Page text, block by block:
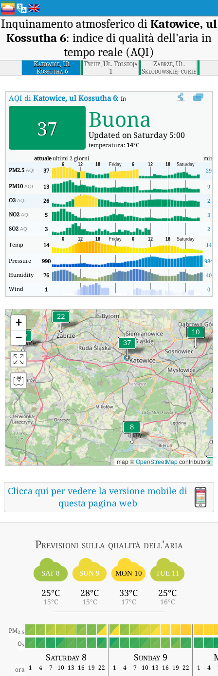
Inquinamento atmosferico di Katowice, ul
Kossutha 6: indice di qualità dell'aria in
tempo reale (AQI)
Katowice, Ul
Kossutha 6
Tychy, Ul. Tolstoja
1
Zabrze, Ul.
Sklodowskiej-curie
34
AQI diKatowice, ul Kossutha 6:Indice di qualità dell'aria in tempo
37 Buona
Updated on Saturday 5:00
temperatura: 14°C
attualeultimi 2 giorni min
PM2.5AQI 37 29
PM10AQI 13
9
O3AQI 26
2
NO2AQI 5
3
SO2AQI 3 2
Temp 14 14
Pressure 990 984
Humidity
76
40
Wind
1 0
+
−
map ©OpenStreetMapcontributors
Clicca qui per vedere la versione mobile di
questa pagina web
Previsioni sulla qualità dell'aria
SAT 8
25°C
15°C
SUN 9
28°C
15°C
MON 10
33°C
17°C
TUE 11
25°C
16°C
PM2.5
O3
Saturday 8 Sunday 9
ora 1 4 7 10 13 16 19 22 1 4 7 10 13 16 19 22 1 4